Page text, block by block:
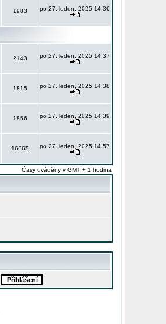
1983 po 27. leden, 2025 14:36
2143 po 27. leden, 2025 14:37
1815 po 27. leden, 2025 14:38
1856 po 27. leden, 2025 14:39
16665 po 27. leden, 2025 14:57
Časy uváděny v GMT + 1 hodina